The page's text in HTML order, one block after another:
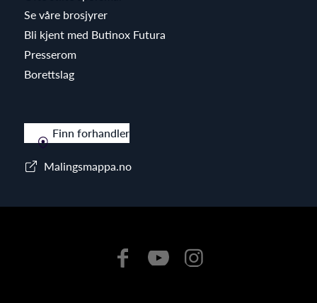
Se våre brosjyrer
Bli kjent med Butinox Futura
Presserom
Borettslag
Finn forhandler
Malingsmappa.no